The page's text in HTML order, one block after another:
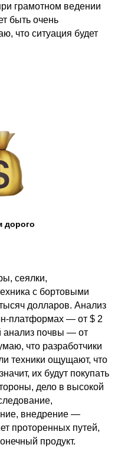
грамотном ведении
быть очень
что ситуация будет
дорого
сеялки,
с бортовыми
долларов. Анализ
платформах — от $ 2
анализ почвы — от
что разработчики
техники ощущают, что
их будут покупать
дело в высокой
внедрение —
проторенных путей,
продукт.